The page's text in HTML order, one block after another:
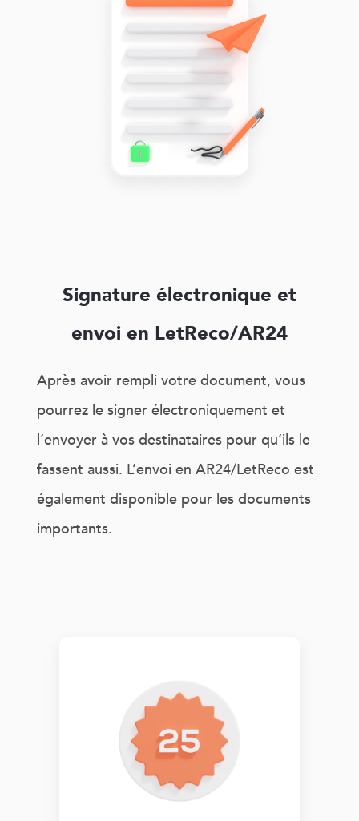
Signature électronique et
envoi en LetReco/AR24
Après avoir rempli votre document, vous
pourrez le signer électroniquement et
l’envoyer à vos destinataires pour qu’ils le
fassent aussi. L’envoi en AR24/LetReco est
également disponible pour les documents
importants.